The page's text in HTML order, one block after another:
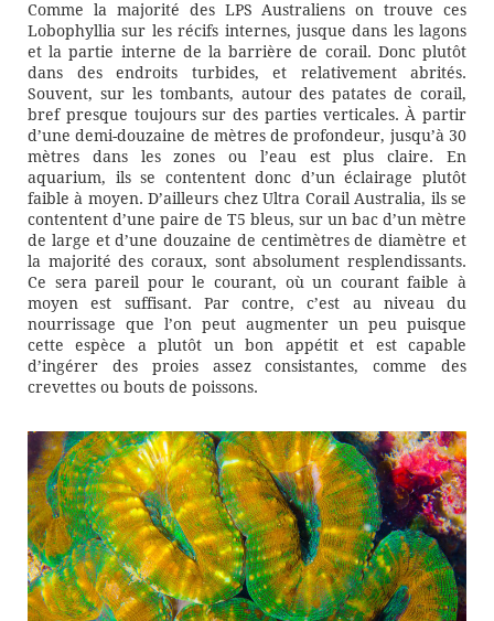
Comme la majorité des LPS Australiens on trouve ces
Lobophyllia sur les récifs internes, jusque dans les lagons
et la partie interne de la barrière de corail. Donc plutôt
dans des endroits turbides, et relativement abrités.
Souvent, sur les tombants, autour des patates de corail,
bref presque toujours sur des parties verticales. À partir
d’une demi-douzaine de mètres de profondeur, jusqu’à 30
mètres dans les zones ou l’eau est plus claire. En
aquarium, ils se contentent donc d’un éclairage plutôt
faible à moyen. D’ailleurs chez Ultra Corail Australia, ils se
contentent d’une paire de T5 bleus, sur un bac d’un mètre
de large et d’une douzaine de centimètres de diamètre et
la majorité des coraux, sont absolument resplendissants.
Ce sera pareil pour le courant, où un courant faible à
moyen est suffisant. Par contre, c’est au niveau du
nourrissage que l’on peut augmenter un peu puisque
cette espèce a plutôt un bon appétit et est capable
d’ingérer des proies assez consistantes, comme des
crevettes ou bouts de poissons.